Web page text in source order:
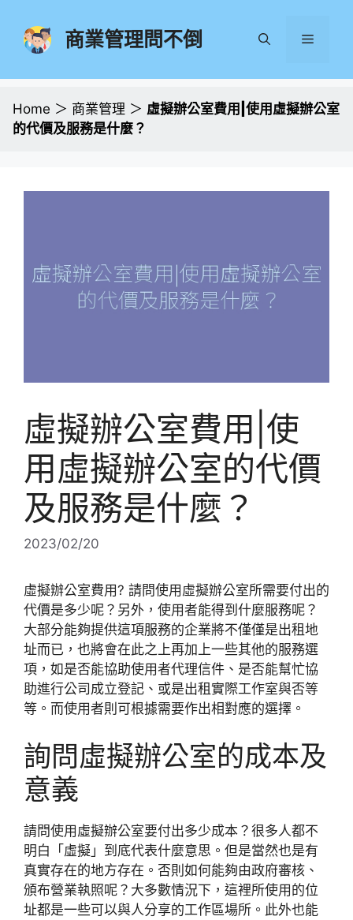
商業管理問不倒 選
Home ＞ 商業管理 ＞ 虛擬辦公室費用|使用虛擬辦公室
的代價及服務是什麼？
虛擬辦公室費用|使
用虛擬辦公室的代價
及服務是什麼？
2023/02/20
虛擬辦公室費用? 請問使用虛擬辦公室所需要付出的
代價是多少呢？另外，使用者能得到什麼服務呢？
大部分能夠提供這項服務的企業將不僅僅是出租地
址而已，也將會在此之上再加上一些其他的服務選
項，如是否能協助使用者代理信件、是否能幫忙協
助進行公司成立登記、或是出租實際工作室與否等
等。而使用者則可根據需要作出相對應的選擇。
詢問虛擬辦公室的成本及
意義
請問使用虛擬辦公室要付出多少成本？很多人都不
明白「虛擬」到底代表什麼意思。但是當然也是有
真實存在的地方存在。否則如何能夠由政府審核、
頒布營業執照呢？大多數情況下，這裡所使用的位
址都是一些可以與人分享的工作區場所。此外也能